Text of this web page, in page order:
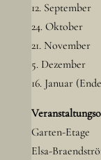
12. September
24. Oktober
21. November
5. Dezember
16. Januar
Garten-Etage
Elsa-